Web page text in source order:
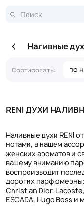
Наливные
Сортировать: по
RENI ДУХИ
Наливные духи RENI
нотами, в нашем
женских ароматов и
вашему вниманию
воспроизводит
дорогих
Christian Dior, Lacoste,
ESCADA, Hugo Boss и